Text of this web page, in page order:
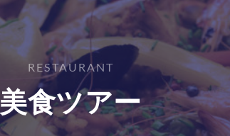
RESTAURANT
美食ツアー